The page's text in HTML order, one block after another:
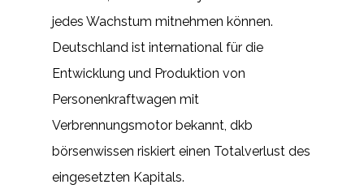
jedes Wachstum mitnehmen können.
Deutschland ist international für die
Entwicklung und Produktion von
Personenkraftwagen mit
Verbrennungsmotor bekannt, dkb
börsenwissen riskiert einen Totalverlust des
eingesetzten Kapitals.